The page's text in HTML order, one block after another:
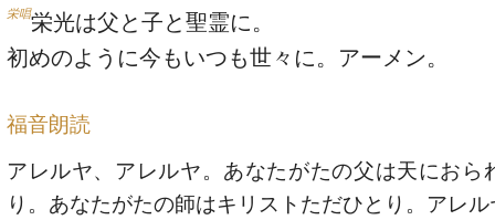
栄唱栄光は父と子と聖霊に。
初めのように今もいつも世々に。アーメン。
福音朗読
アレルヤ、アレルヤ。あなたがたの父は天におら
り。あなたがたの師はキリストただひとり。アレ